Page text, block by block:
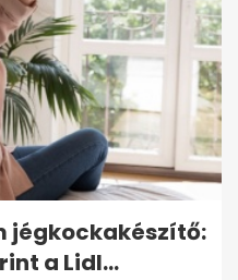
jégkockakészítő:
a Lidl...